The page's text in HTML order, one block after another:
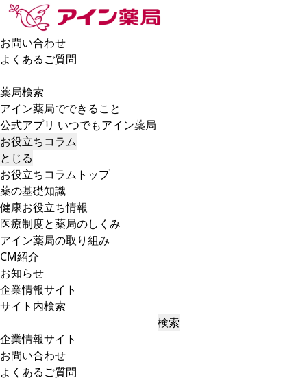
お問い合わせ
よくあるご質問
薬局検索
アイン薬局でできること
公式アプリ いつでもアイン薬局
お役立ちコラム
とじる
お役立ちコラムトップ
薬の基礎知識
健康お役立ち情報
医療制度と薬局のしくみ
アイン薬局の取り組み
CM紹介
お知らせ
企業情報サイト
サイト内検索
検索
企業情報サイト
お問い合わせ
よくあるご質問